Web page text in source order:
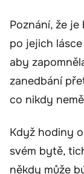
Poznání, že je
po jejich
aby
zanedbání
co nikdy
Když hodiny
svém bytě,
někdy může